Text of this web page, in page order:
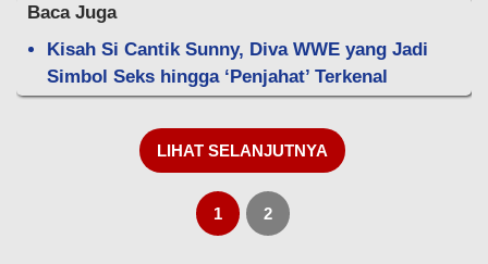
Baca Juga
Kisah Si Cantik Sunny, Diva WWE yang Jadi
Simbol Seks hingga ‘Penjahat’ Terkenal
LIHAT SELANJUTNYA
1 2